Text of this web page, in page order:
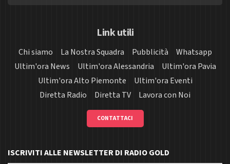
Link utili
Chi siamo La Nostra Squadra Pubblicità
Whatsapp
Ultim'ora News
Ultim'ora Alessandria
Ultim'ora Pavia
Ultim'ora Alto Piemonte
Ultim'ora Eventi
Diretta Radio
Diretta TV Lavora con Noi
CONTATTACI
ISCRIVITI ALLE NEWSLETTER DI RADIO GOLD